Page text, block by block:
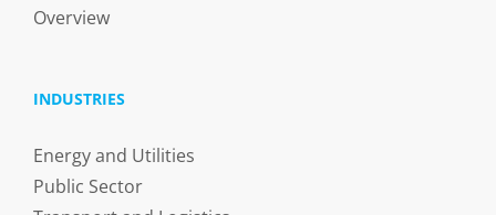
Overview
INDUSTRIES
Energy and Utilities
Public Sector